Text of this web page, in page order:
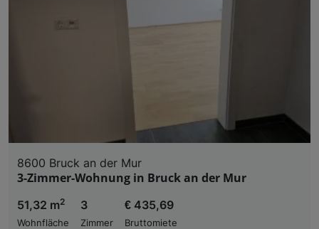
8600 Bruck an der Mur
3-Zimmer-Wohnung in Bruck an der Mur
51,32 m2
Wohnfläche
3
Zimmer
€ 435,69
Bruttomiete